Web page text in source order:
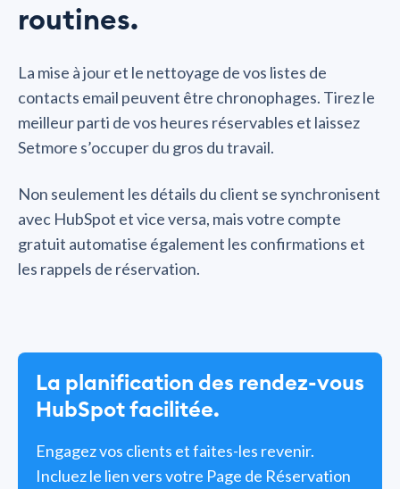
routines.
La mise à jour et le nettoyage de vos listes de
contacts email peuvent être chronophages. Tirez le
meilleur parti de vos heures réservables et laissez
Setmore s’occuper du gros du travail.
Non seulement les détails du client se synchronisent
avec HubSpot et vice versa, mais votre compte
gratuit automatise également les confirmations et
les rappels de réservation.
La planification des rendez-vous
HubSpot facilitée.
Engagez vos clients et faites-les revenir.
Incluez le lien vers votre Page de Réservation